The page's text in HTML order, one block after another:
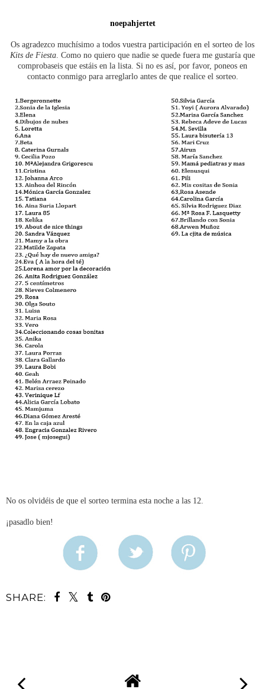
noepahjertet
Os agradezco muchísimo a todos vuestra participación en el sorteo de los
Kits de Fiesta . Como no quiero que nadie se quede fuera me gustaría que
comprobaseis que estáis en la lista. Si no es así, por favor, poneos en
contacto conmigo para arreglarlo antes de que realice el sorteo.
No os olvidéis de que el sorteo termina esta noche a las 12.
¡pasadlo bien!
SHARE: